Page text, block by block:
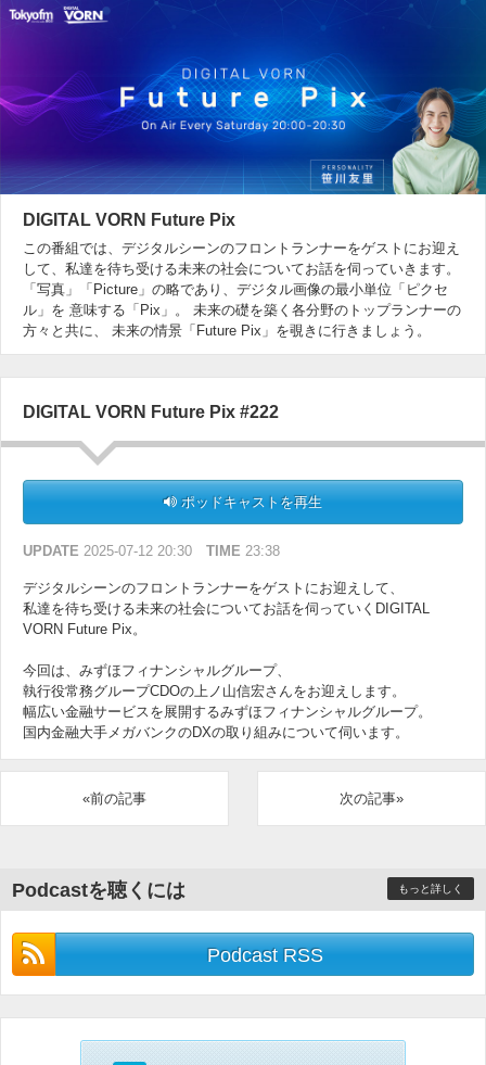
DIGITAL VORN Future Pix
この番組では、デジタルシーンのフロントランナーをゲストにお迎え
して、私達を待ち受ける未来の社会についてお話を伺っていきます。
「写真」「Picture」の略であり、デジタル画像の最小単位「ピクセ
ル」を 意味する「Pix」。 未来の礎を築く各分野のトップランナーの
方々と共に、 未来の情景「Future Pix」を覗きに行きましょう。
DIGITAL VORN Future Pix #222
ポッドキャストを再生
UPDATE 2025-07-12 20:30 TIME 23:38
デジタルシーンのフロントランナーをゲストにお迎えして、
私達を待ち受ける未来の社会についてお話を伺っていくDIGITAL
VORN Future Pix。
今回は、みずほフィナンシャルグループ、
執行役常務グループCDOの上ノ山信宏さんをお迎えします。
幅広い金融サービスを展開するみずほフィナンシャルグループ。
国内金融大手メガバンクのDXの取り組みについて伺います。
«前の記事 次の記事»
Podcastを聴くには もっと詳しく
Podcast RSS